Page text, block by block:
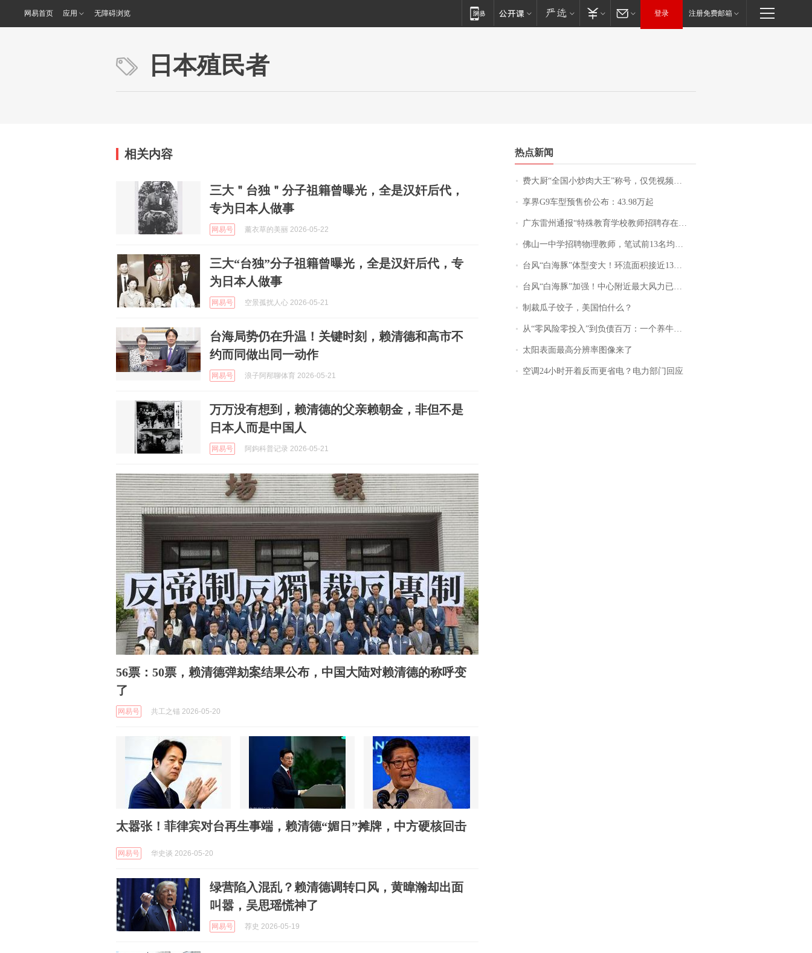
网易首页 应用 无障碍浏览 登录 注册免费邮箱
日本殖民者
相关内容
三大＂台独＂分子祖籍曾曝光，全是汉奸后代，
专为日本人做事
网易号 薰衣草的美丽 2026-05-22
三大“台独”分子祖籍曾曝光，全是汉奸后代，专
为日本人做事
网易号 空景孤扰人心 2026-05-21
台海局势仍在升温！关键时刻，赖清德和高市不
约而同做出同一动作
网易号 浪子阿邴聊体育 2026-05-21
万万没有想到，赖清德的父亲赖朝金，非但不是
日本人而是中国人
网易号 阿鉤科普记录 2026-05-21
56票：50票，赖清德弹劾案结果公布，中国大陆对赖清德的称呼变
了
网易号 共工之锚 2026-05-20
太嚣张！菲律宾对台再生事端，赖清德“媚日”摊牌，中方硬核回击
网易号 华史谈 2026-05-20
绿营陷入混乱？赖清德调转口风，黄暐瀚却出面
叫嚣，吴思瑶慌神了
网易号 荐史 2026-05-19
热点新闻
费大厨“全国小炒肉大王”称号，仅凭视频评出？中国烹饪协会回应
享界G9车型预售价公布：43.98万起
广东雷州通报“特殊教育学校教师招聘存在违规行为”：已启动问责程序 副校长被停职
佛山一中学招聘物理教师，笔试前13名均遭淘汰？教育局：已叫停招聘，成立调查组全面核查
台风“白海豚”体型变大！环流面积接近13个浙江那么大
台风“白海豚”加强！中心附近最大风力已达15级 最新研判
制裁瓜子饺子，美国怕什么？
从“零风险零投入”到负债百万：一个养牛项目崩盘后，谁该为农户的贷款买单丨红星调查
太阳表面最高分辨率图像来了
空调24小时开着反而更省电？电力部门回应